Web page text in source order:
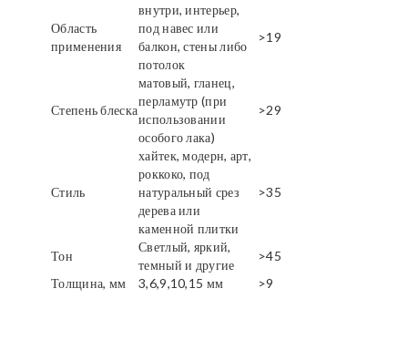
Область
применения
внутри, интерьер,
под навес или
балкон, стены либо
потолок
>19
Степень блеска
матовый, гланец,
перламутр (при
использовании
особого лака)
>29
Стиль
хайтек, модерн, арт,
роккоко, под
натуральный срез
дерева или
каменной плитки
>35
Тон
Светлый, яркий,
темный и другие
>45
Толщина, мм
3,6,9,10,15 мм >9